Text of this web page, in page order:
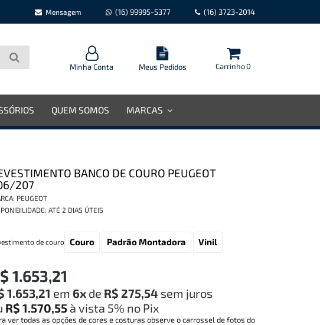
Mensagem (16) 99995-5377 (16) 3723-2014
Minha Conta Meus Pedidos Carrinho0
QUEM SOMOS MARCAS
BANCO DE COURO PEUGEOT
207
PEUGEOT
ATÉ 2 DIAS ÚTEIS
de couro Couro Padrão Montadora Vinil
1.653,21
1.653,21 em 6x de R$ 275,54 sem juros
R$ 1.570,55 à vista 5% no Pix
ver todas as opções de cores e costuras observe o carrossel de fotos do